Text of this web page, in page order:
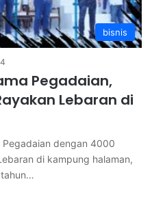
bisnis
4
Pegadaian,
Lebaran di
dengan 4000
di kampung halaman,